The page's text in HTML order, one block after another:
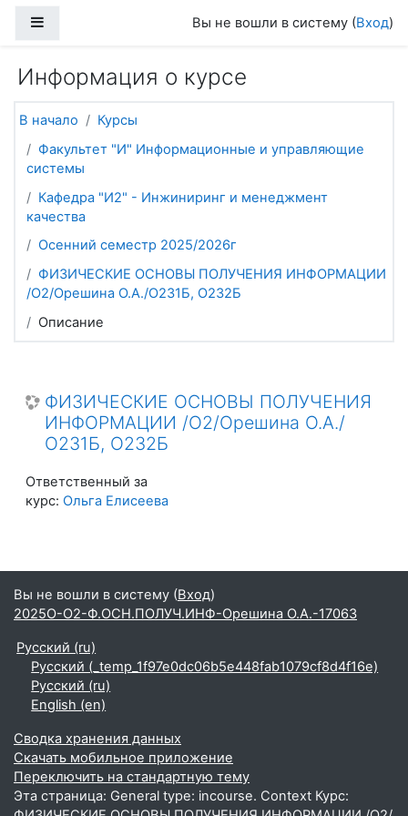
Вы не вошли в систему (Вход)
Информация о курсе
В начало
Курсы
Факультет "И" Информационные и управляющие
системы
Кафедра "И2" - Инжиниринг и менеджмент
качества
Осенний семестр 2025/2026г
ФИЗИЧЕСКИЕ ОСНОВЫ ПОЛУЧЕНИЯ ИНФОРМАЦИИ
/О2/Орешина О.А./О231Б, О232Б
Описание
ФИЗИЧЕСКИЕ ОСНОВЫ ПОЛУЧЕНИЯ
ИНФОРМАЦИИ /О2/Орешина О.А./
О231Б, О232Б
Ответственный за
курс: Ольга Елисеева
Вы не вошли в систему (Вход)
2025О-О2-Ф.ОСН.ПОЛУЧ.ИНФ-Орешина О.А.-17063
Русский ‎(ru)‎
Русский ‎(_temp_1f97e0dc06b5e448fab1079cf8d4f16e)‎
Русский ‎(ru)‎
English ‎(en)‎
Сводка хранения данных
Скачать мобильное приложение
Переключить на стандартную тему
Эта страница: General type: incourse. Context Курс: